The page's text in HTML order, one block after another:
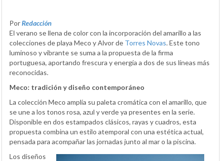
PorRedacción
El verano se llena de color con la incorporación del amarillo a las
colecciones de playa Meco y Alvor de Torres Novas. Este tono
luminoso y vibrante se suma a la propuesta de la firma
portuguesa, aportando frescura y energía a dos de sus líneas más
reconocidas.
Meco: tradición y diseño contemporáneo
La colección Meco amplía su paleta cromática con el amarillo, que
se une a los tonos rosa, azul y verde ya presentes en la serie.
Disponible en dos estampados clásicos, rayas y cuadros, esta
propuesta combina un estilo atemporal con una estética actual,
pensada para acompañar las jornadas junto al mar o la piscina.
Los diseños